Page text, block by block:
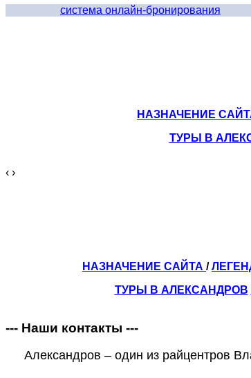
система онлайн-бронирования
НАЗНАЧЕНИЕ
ТУРЫ В
‹ ›
НАЗНАЧЕНИЕ САЙТА /
ТУРЫ В АЛЕКСАНДРОВ
--- Наши контакты ---
Александров – один из райцентров